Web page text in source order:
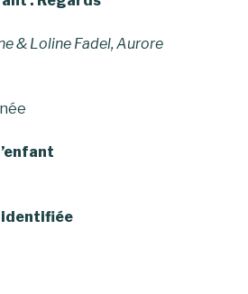
& Loline Fadel, Aurore
identifiée